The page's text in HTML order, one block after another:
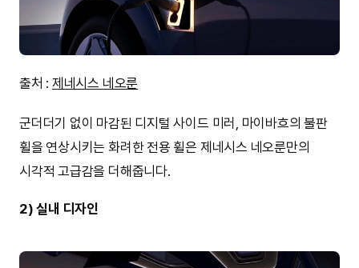
출처 : 제네시스 네오룬
군더더기 없이 마감된 디지털 사이드 미러, 마이바흐의 불판
휠을 연상시키는 화려한 전용 휠은 제네시스 네오룬만의
시각적 고급감을 더해줍니다.
2) 실내 디자인